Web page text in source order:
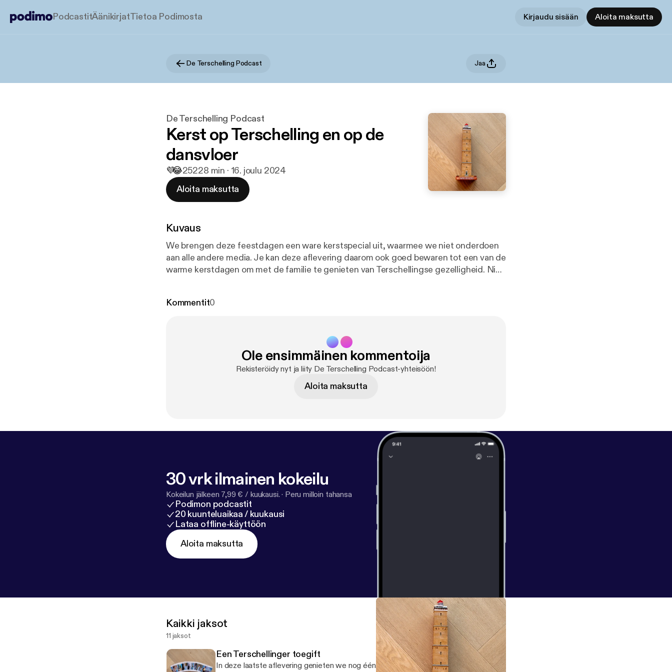
PodcastitÄänikirjatTietoa Podimosta Kirjaudu sisään Aloita maksutta
De Terschelling Podcast Jaa
De Terschelling Podcast
Kerst op Terschelling en op de
dansvloer
💜😂25228 min · 16. joulu 2024
Aloita maksutta
Kuvaus
We brengen deze feestdagen een ware kerstspecial uit, waarmee we niet onderdoen
aan alle andere media. Je kan deze aflevering daarom ook goed bewaren tot een van de
warme kerstdagen om met de familie te genieten van Terschellingse gezelligheid. Niet
Kommentit0
Ole ensimmäinen kommentoija
Rekisteröidy nyt ja liity De Terschelling Podcast-yhteisöön!
Aloita maksutta
30 vrk ilmainen kokeilu
Kokeilun jälkeen 7,99 € / kuukausi. · Peru milloin tahansa
Podimon podcastit
20 kuunteluaikaa / kuukausi
Lataa offline-käyttöön
Aloita maksutta
Kaikki jaksot
11 jaksot
Een Terschellinger toegift
In deze laatste aflevering genieten we nog één keer van Terschelling. We denken na